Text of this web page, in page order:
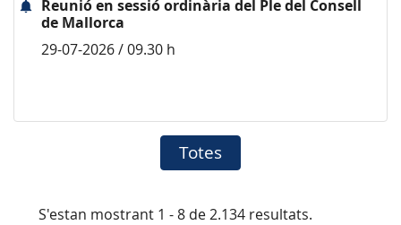
Reunió en sessió ordinària del Ple del Consell
de Mallorca
29-07-2026 / 09.30 h
Totes
S'estan mostrant 1 - 8 de 2.134 resultats.